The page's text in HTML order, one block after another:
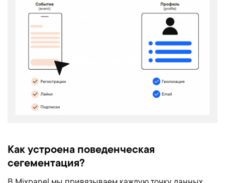
Как устроена поведенческая
сегементация?